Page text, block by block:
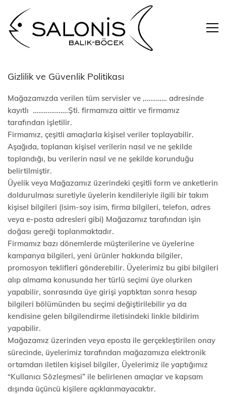
Gizlilik ve Güvenlik Politikası
Mağazamızda verilen tüm servisler ve ,………… adresinde
kayıtlı ……………….Şti. firmamıza aittir ve firmamız
tarafından işletilir.
Firmamız, çeşitli amaçlarla kişisel veriler toplayabilir.
Aşağıda, toplanan kişisel verilerin nasıl ve ne şekilde
toplandığı, bu verilerin nasıl ve ne şekilde korunduğu
belirtilmiştir.
Üyelik veya Mağazamız üzerindeki çeşitli form ve anketlerin
doldurulması suretiyle üyelerin kendileriyle ilgili bir takım
kişisel bilgileri (isim-soy isim, firma bilgileri, telefon, adres
veya e-posta adresleri gibi) Mağazamız tarafından işin
doğası gereği toplanmaktadır.
Firmamız bazı dönemlerde müşterilerine ve üyelerine
kampanya bilgileri, yeni ürünler hakkında bilgiler,
promosyon teklifleri gönderebilir. Üyelerimiz bu gibi bilgileri
alıp almama konusunda her türlü seçimi üye olurken
yapabilir, sonrasında üye girişi yaptıktan sonra hesap
bilgileri bölümünden bu seçimi değiştirilebilir ya da
kendisine gelen bilgilendirme iletisindeki linkle bildirim
yapabilir.
Mağazamız üzerinden veya eposta ile gerçekleştirilen onay
sürecinde, üyelerimiz tarafından mağazamıza elektronik
ortamdan iletilen kişisel bilgiler, Üyelerimiz ile yaptığımız
“Kullanıcı Sözleşmesi” ile belirlenen amaçlar ve kapsam
dışında üçüncü kişilere açıklanmayacaktır.